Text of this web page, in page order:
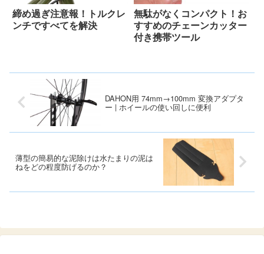
締め過ぎ注意報！トルクレ
ンチですべてを解決
無駄がなくコンパクト！お
すすめのチェーンカッター
付き携帯ツール
DAHON用 74mm→100mm 変換アダプタ
ー | ホイールの使い回しに便利
薄型の簡易的な泥除けは水たまりの泥は
ねをどの程度防げるのか？